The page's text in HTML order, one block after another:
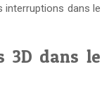
interruptions dans le
3D dans le